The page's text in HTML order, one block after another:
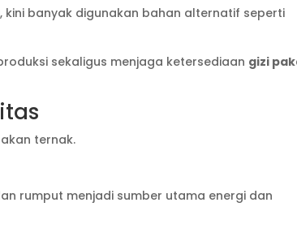
kini banyak digunakan bahan alternatif seperti
sekaligus menjaga ketersediaan gizi
ternak.
rumput menjadi sumber utama energi dan